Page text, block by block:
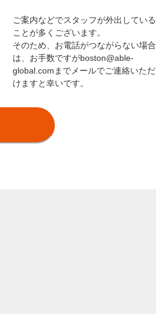
ご案内などでスタッフが外出している
ことが多くございます。
そのため、お電話がつながらない場合
は、お手数ですがboston@able-
global.comまでメールでご連絡いただ
けますと幸いです。